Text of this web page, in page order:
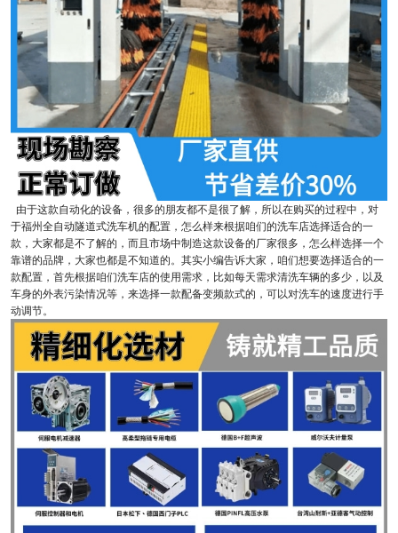
由于这款自动化的设备，很多的朋友都不是很了解，所以在购买的过程中，对
于福州全自动隧道式洗车机的配置，怎么样来根据咱们的洗车店选择适合的一
款，大家都是不了解的，而且市场中制造这款设备的厂家很多，怎么样选择一个
靠谱的品牌，大家也都是不知道的。其实小编告诉大家，咱们想要选择适合的一
款配置，首先根据咱们洗车店的使用需求，比如每天需求清洗车辆的多少，以及
车身的外表污染情况等，来选择一款配备变频款式的，可以对洗车的速度进行手
动调节。